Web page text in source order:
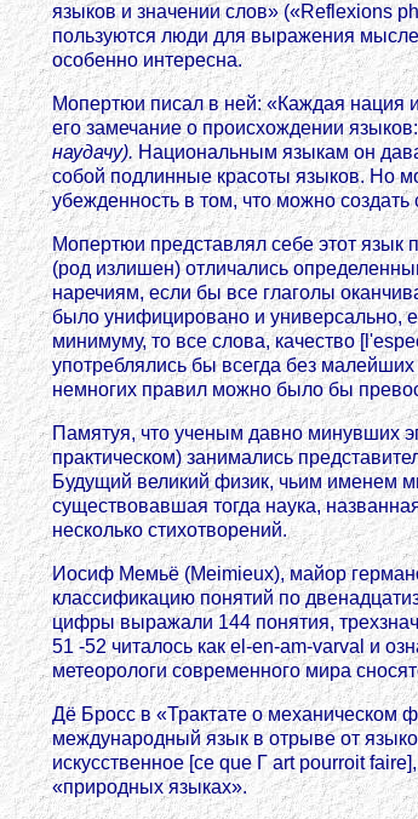
языков и значении слов» («Reflexions
пользуются люди для выражения
особенно интересна.
Мопертюи писал в ней: «Каждая нация
его замечание о происхождении
наудачу). Национальным языкам он
собой подлинные красоты языков. Но
убежденность в том, что можно
Мопертюи представлял себе этот язык
(род излишен) отличались
наречиям, если бы все глаголы
было унифицировано и универсально,
минимуму, то все слова, качество
употреблялись бы всегда без
немногих правил можно было бы
Памятуя, что ученым давно минувших
практическом) занимались
Будущий великий физик, чьим именем
существовавшая тогда наука,
несколько стихотворений.
Иосиф Мемьё (Meimieux), майор
классификацию понятий по
цифры выражали 144 понятия,
51 -52 читалось как el-en-am-varval и
метеорологи современного мира
Дё Бросс в «Трактате о механическом
международный язык в отрыве от
искусственное [се que Г art pourroit
«природных языках».